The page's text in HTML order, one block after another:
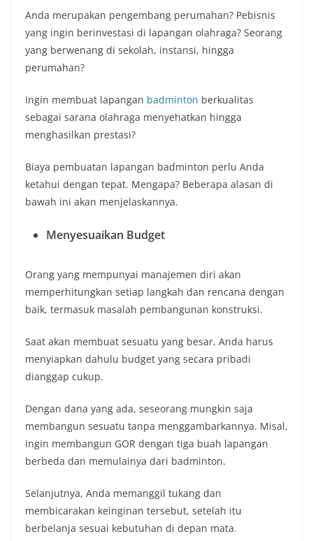
Anda merupakan pengembang perumahan? Pebisnis
yang ingin berinvestasi di lapangan olahraga? Seorang
yang berwenang di sekolah, instansi, hingga
perumahan?
Ingin membuat lapangan badminton berkualitas
sebagai sarana olahraga menyehatkan hingga
menghasilkan prestasi?
Biaya pembuatan lapangan badminton perlu Anda
ketahui dengan tepat. Mengapa? Beberapa alasan di
bawah ini akan menjelaskannya.
Menyesuaikan Budget
Orang yang mempunyai manajemen diri akan
memperhitungkan setiap langkah dan rencana dengan
baik, termasuk masalah pembangunan konstruksi.
Saat akan membuat sesuatu yang besar, Anda harus
menyiapkan dahulu budget yang secara pribadi
dianggap cukup.
Dengan dana yang ada, seseorang mungkin saja
membangun sesuatu tanpa menggambarkannya. Misal,
ingin membangun GOR dengan tiga buah lapangan
berbeda dan memulainya dari badminton.
Selanjutnya, Anda memanggil tukang dan
membicarakan keinginan tersebut, setelah itu
berbelanja sesuai kebutuhan di depan mata.